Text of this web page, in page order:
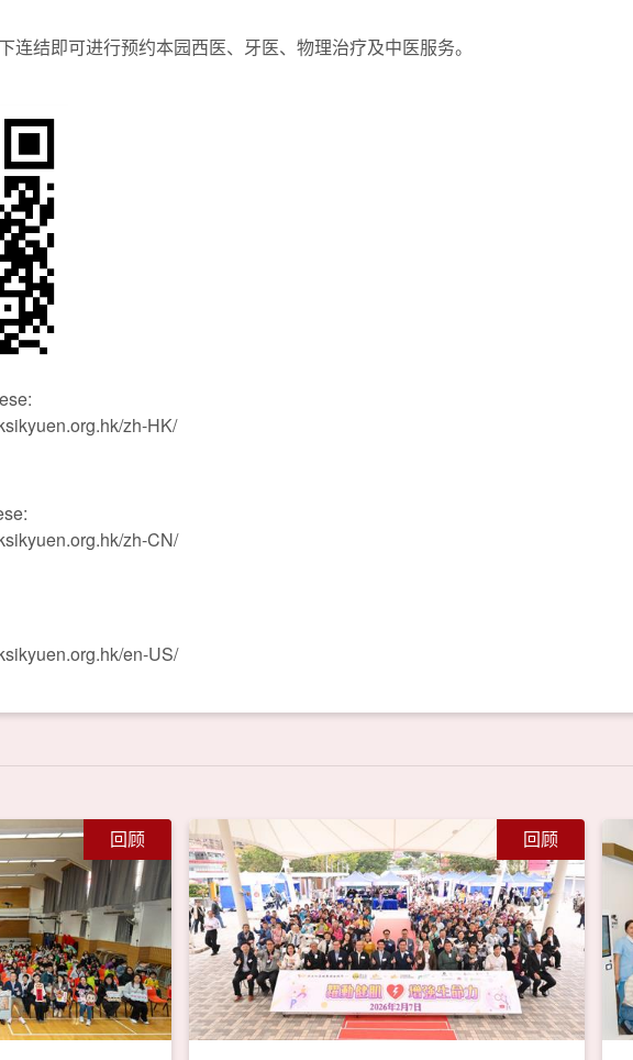
连结即可进行预约本园西医、牙医、物理治疗及中医服务。
zh-HK/
zh-CN/
en-US/
回顾 回顾